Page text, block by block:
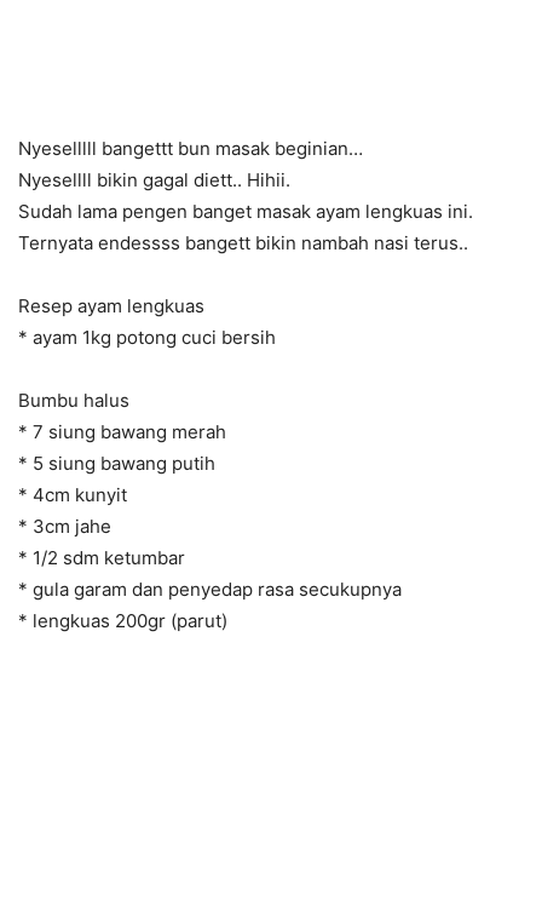
Nyeselllll bangettt bun masak beginian…
Nyesellll bikin gagal diett.. Hihii.
Sudah lama pengen banget masak ayam lengkuas ini.
Ternyata endessss bangett bikin nambah nasi terus..
Resep ayam lengkuas
* ayam 1kg potong cuci bersih
Bumbu halus
* 7 siung bawang merah
* 5 siung bawang putih
* 4cm kunyit
* 3cm jahe
* 1/2 sdm ketumbar
* gula garam dan penyedap rasa secukupnya
* lengkuas 200gr (parut)